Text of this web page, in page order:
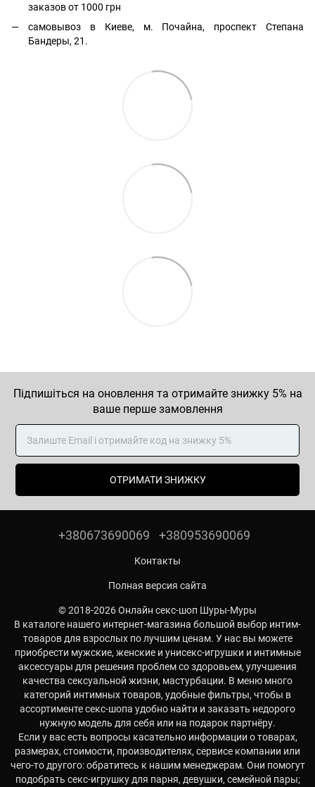
заказов от 1000 грн
самовывоз в Киеве, м. Почайна, проспект Степана
Бандеры, 21.
Підпишіться на оновлення та отримайте знижку 5% на
ваше перше замовлення
ОТРИМАТИ ЗНИЖКУ
+380673690069 +380953690069
Контакты
Полная версия сайта
© 2018-2026 Онлайн секс-шоп Шуры-Муры
В каталоге нашего интернет-магазина большой выбор интим-
товаров для взрослых по лучшим ценам. У нас вы можете
приобрести мужские, женские и унисекс-игрушки и интимные
аксессуары для решения проблем со здоровьем, улучшения
качества сексуальной жизни, мастурбации. В меню много
категорий интимных товаров, удобные фильтры, чтобы в
ассортименте секс-шопа удобно найти и заказать недорого
нужную модель для себя или на подарок партнёру.
Если у вас есть вопросы касательно информации о товарах,
размерах, стоимости, производителях, сервисе компании или
чего-то другого: обратитесь к нашим менеджерам. Они помогут
подобрать секс-игрушку для парня, девушки, семейной пары;